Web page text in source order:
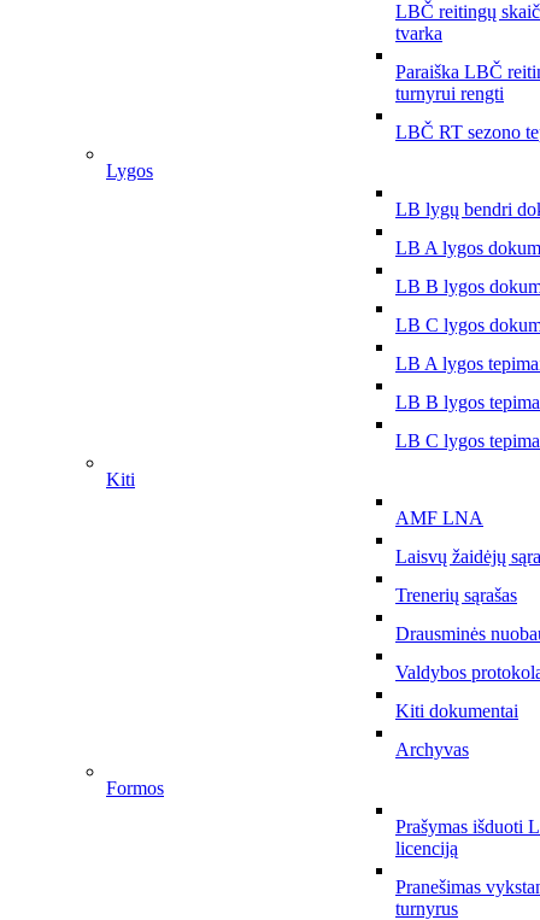
LBČ reitingų
tvarka
Paraiška LBČ
turnyrui rengti
LBČ RT sezono
Lygos
LB lygų bendri
LB A lygos
LB B lygos
LB C lygos
LB A lygos
LB B lygos
LB C lygos
Kiti
AMF LNA
Laisvų žaidėjų
Trenerių sąrašas
Drausminės
Valdybos
Kiti dokumentai
Archyvas
Formos
Prašymas išduoti
licenciją
Pranešimas
turnyrus